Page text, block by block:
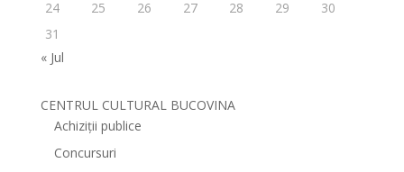
24
25 26 27 28 29
30
31
« Jul
CENTRUL CULTURAL BUCOVINA
Achiziții publice
Concursuri